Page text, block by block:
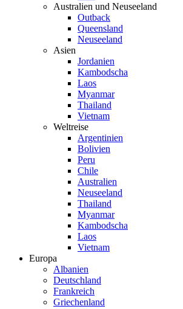
Australien und Neuseeland
Outback
Queensland
Neuseeland
Asien
Jordanien
Kambodscha
Laos
Myanmar
Thailand
Vietnam
Weltreise
Argentinien
Bolivien
Peru
Chile
Australien
Neuseeland
Thailand
Myanmar
Kambodscha
Laos
Vietnam
Europa
Albanien
Deutschland
Frankreich
Griechenland